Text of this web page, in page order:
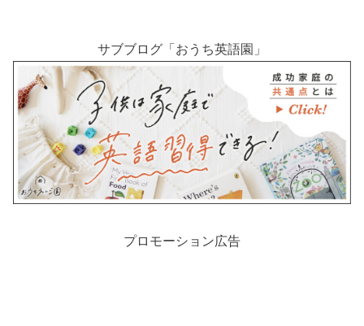
サブブログ「おうち英語園」
プロモーション広告